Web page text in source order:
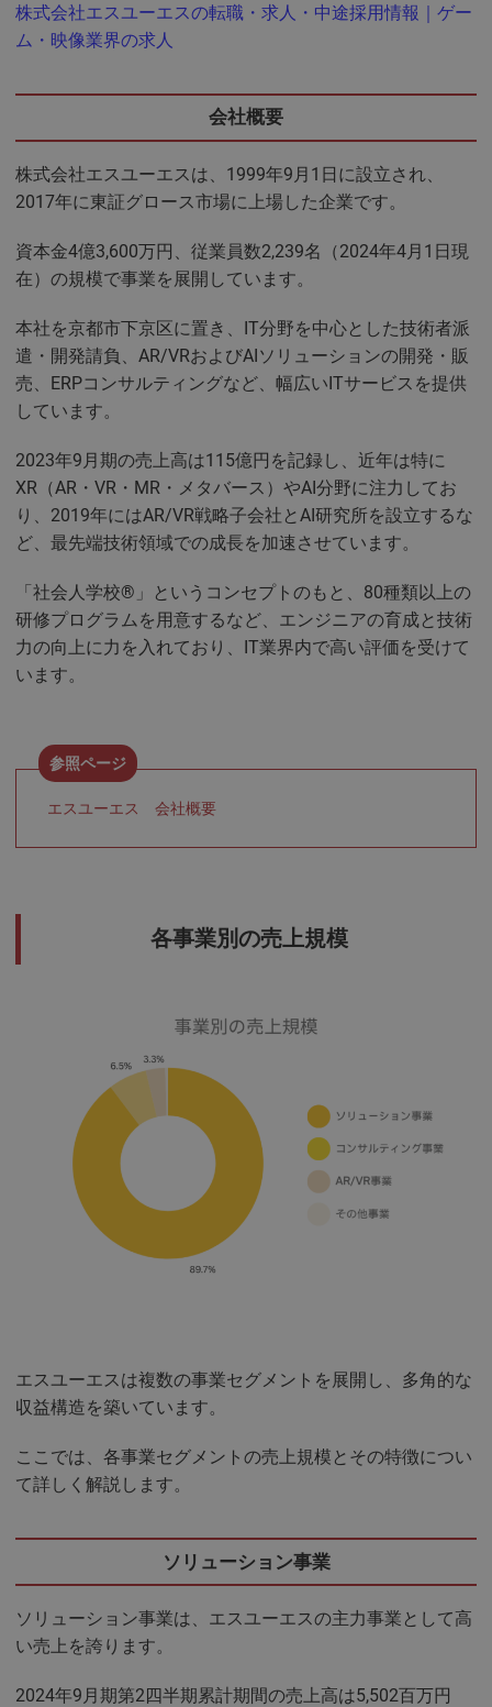
株式会社エスユーエスの転職・求人・中途採用情報｜ゲー
ム・映像業界の求人
会社概要
株式会社エスユーエスは、1999年9月1日に設立され、
2017年に東証グロース市場に上場した企業です。
資本金4億3,600万円、従業員数2,239名（2024年4月1日現
在）の規模で事業を展開しています。
本社を京都市下京区に置き、IT分野を中心とした技術者派
遣・開発請負、AR/VRおよびAIソリューションの開発・販
売、ERPコンサルティングなど、幅広いITサービスを提供
しています。
2023年9月期の売上高は115億円を記録し、近年は特に
XR（AR・VR・MR・メタバース）やAI分野に注力してお
り、2019年にはAR/VR戦略子会社とAI研究所を設立するな
ど、最先端技術領域での成長を加速させています。
「社会人学校®」というコンセプトのもと、80種類以上の
研修プログラムを用意するなど、エンジニアの育成と技術
力の向上に力を入れており、IT業界内で高い評価を受けて
います。
エスユーエス 会社概要
各事業別の売上規模
エスユーエスは複数の事業セグメントを展開し、多角的な
収益構造を築いています。
ここでは、各事業セグメントの売上規模とその特徴につい
て詳しく解説します。
ソリューション事業
ソリューション事業は、エスユーエスの主力事業として高
い売上を誇ります。
2024年9月期第2四半期累計期間の売上高は5,502百万円